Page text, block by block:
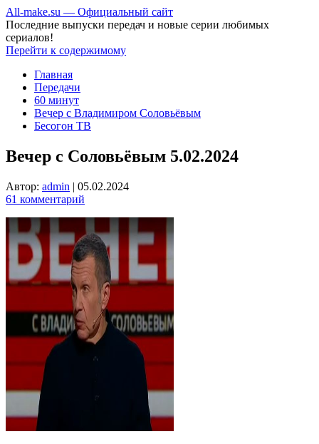
All-make.su — Официальный сайт
Последние выпуски передач и новые серии любимых
сериалов!
Перейти к содержимому
Главная
Передачи
60 минут
Вечер с Владимиром Соловьёвым
Бесогон ТВ
Вечер с Соловьёвым 5.02.2024
Автор: admin | 05.02.2024
61 комментарий